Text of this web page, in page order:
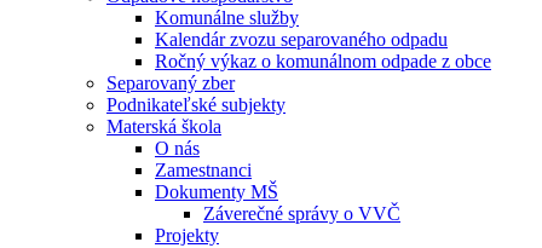
Komunálne služby
Kalendár zvozu separovaného odpadu
Ročný výkaz o komunálnom odpade z obce
Separovaný zber
Podnikateľské subjekty
Materská škola
O nás
Zamestnanci
Dokumenty MŠ
Záverečné správy o VVČ
Projekty